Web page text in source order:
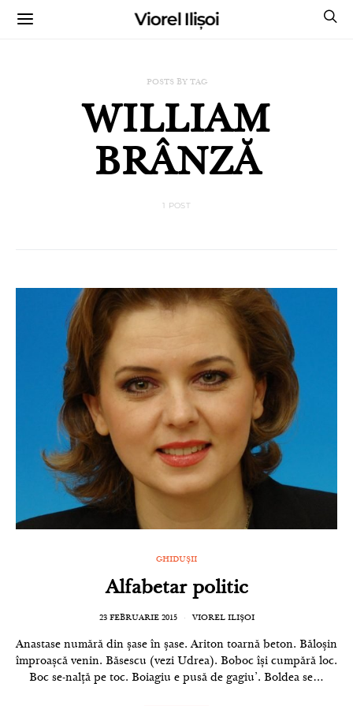
Viorel Ilișoi
POSTS BY TAG
WILLIAM
BRÂNZĂ
1 POST
GHIDUȘII
Alfabetar politic
23 FEBRUARIE 2015 VIOREL ILIȘOI
Anastase numără din șase în șase. Ariton toarnă beton. Băloșin
împroașcă venin. Băsescu (vezi Udrea). Boboc își cumpără loc.
Boc se-nalță pe toc. Boiagiu e pusă de gagiu’. Boldea se…
CUMPĂRĂ CĂRȚILE MELE CU AUTOGRAF